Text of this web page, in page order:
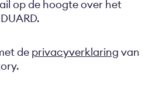
op de hoogte over het
de privacyverklaring van